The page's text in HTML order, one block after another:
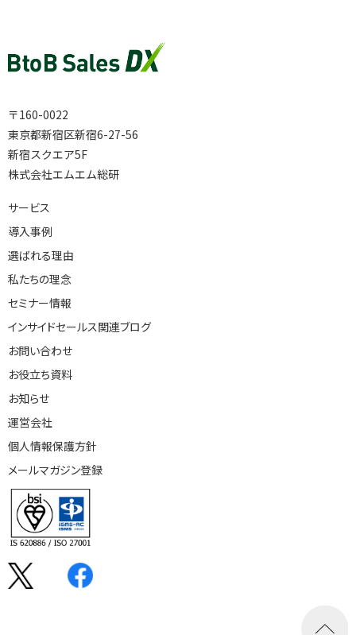
〒160-0022
東京都新宿区新宿6-27-56
新宿スクエア5F
株式会社エムエム総研
サービス
導入事例
選ばれる理由
私たちの理念
セミナー情報
インサイドセールス関連ブログ
お問い合わせ
お役立ち資料
お知らせ
運営会社
個人情報保護方針
メールマガジン登録